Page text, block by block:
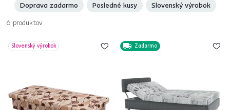
Doprava zadarmo
Posledné kusy Slovenský výrobok
6 produktov
Slovenský výrobok Zadarmo